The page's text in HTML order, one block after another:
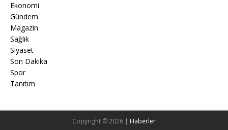
Ekonomi
Gündem
Magazin
Sağlık
Siyaset
Son Dakika
Spor
Tanıtım
Copyright © 2026 | Haberler